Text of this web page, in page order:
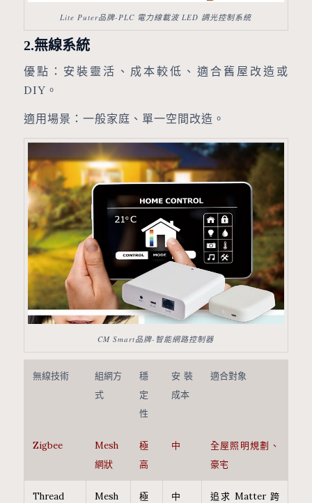
Lite Puter品牌-PLC 電力線載波 LED 調光控制系統
2.無線系統
優點：安裝靈活、成本較低、適合舊屋改造或
DIY。
適用場景：一般家庭、單一空間改造。
CM Smart品牌-智能網路控制器
無線技術
組網方
式
穩
定
性
安裝
成本
適合對象
Zigbee
Mesh
網狀
極
高
中
全屋照明規劃、
豪宅
Thread Mesh 極 中 追求 Matter 跨